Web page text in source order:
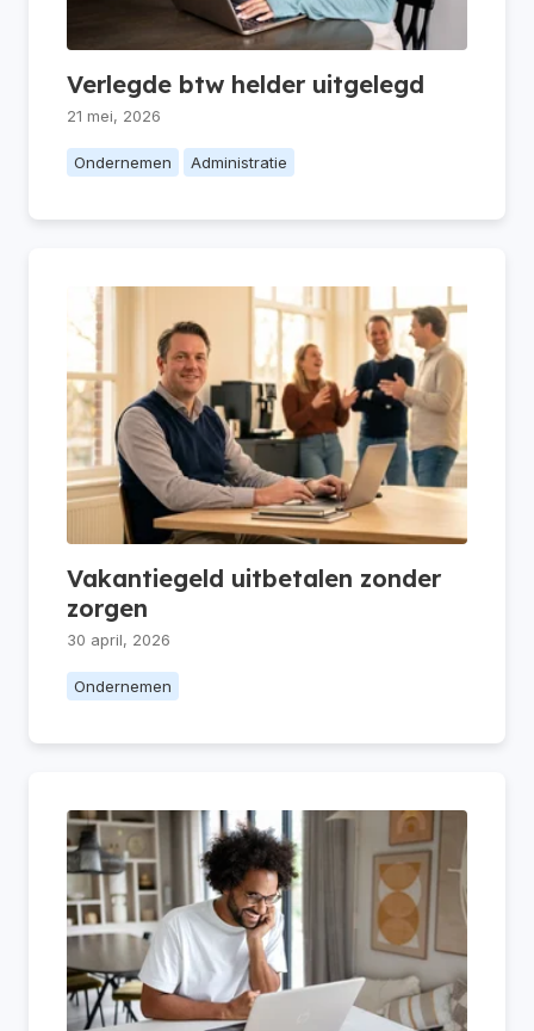
Verlegde btw helder uitgelegd
21 mei, 2026
Ondernemen Administratie
Vakantiegeld uitbetalen zonder
zorgen
30 april, 2026
Ondernemen